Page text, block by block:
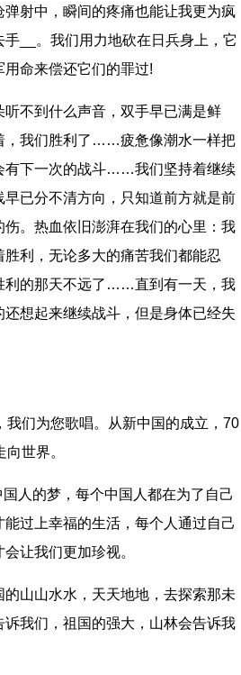
射中，瞬间的疼痛也能让我更为疯
__。我们用力地砍在日兵身上，它
命来偿还它们的罪过!
不到什么声音，双手早已满是鲜
，我们胜利了……疲惫像潮水一样把
有下一次的战斗……我们坚持着继续
已分不清方向，只知道前方就是前
。热血依旧澎湃在我们的心里：我
利，无论多大的痛苦我们都能忍
利的那天不远了……直到有一天，我
想起来继续战斗，但是身体已经失
们为您歌唱。从新中国的成立，70
世界。
人的梦，每个中国人都在为了自己
过上幸福的生活，每个人通过自己
让我们更加珍视。
山山水水，天天地地，去探索那未
我们，祖国的强大，山林会告诉我